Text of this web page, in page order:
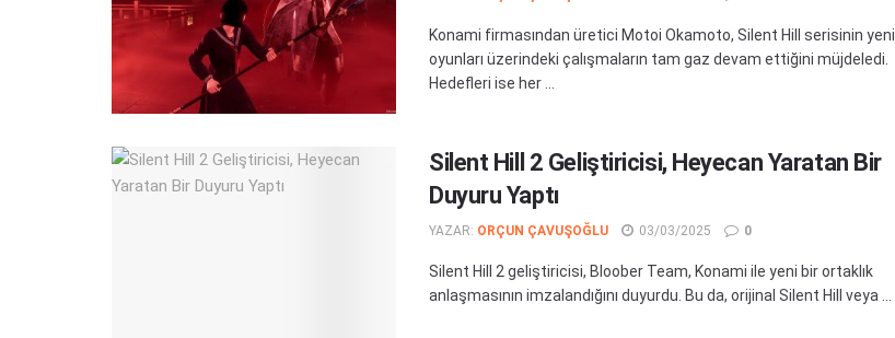
Konami firmasından üretici Motoi Okamoto, Silent Hill serisinin yeni
oyunları üzerindeki çalışmaların tam gaz devam ettiğini müjdeledi.
Hedefleri ise her ...
Silent Hill 2 Geliştiricisi, Heyecan Yaratan Bir
Duyuru Yaptı
YAZAR: ORÇUN ÇAVUŞOĞLU 03/03/2025 0
Silent Hill 2 geliştiricisi, Bloober Team, Konami ile yeni bir ortaklık
anlaşmasının imzalandığını duyurdu. Bu da, orijinal Silent Hill veya ...